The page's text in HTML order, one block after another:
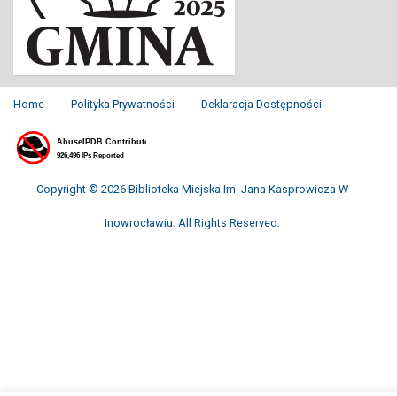
Home Polityka Prywatności Deklaracja Dostępności
Copyright © 2026 Biblioteka Miejska Im. Jana Kasprowicza W
Inowrocławiu. All Rights Reserved.